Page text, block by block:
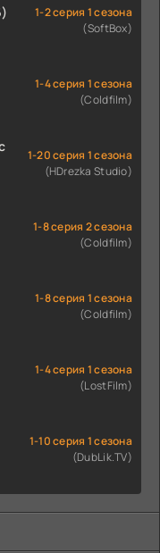
1-2 серия 1 сезона
(SoftBox)
1-4 серия 1 сезона
(Coldfilm)
1-20 серия 1 сезона
(HDrezka Studio)
1-8 серия 2 сезона
(Coldfilm)
1-8 серия 1 сезона
(Coldfilm)
1-4 серия 1 сезона
(LostFilm)
1-10 серия 1 сезона
(DubLik.TV)